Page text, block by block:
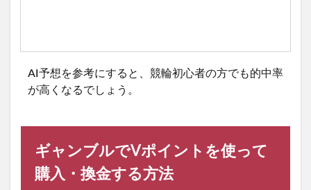
AI予想を参考にすると、競輪初心者の方でも的中率
が高くなるでしょう。
ギャンブルでVポイントを使って
購入・換金する方法